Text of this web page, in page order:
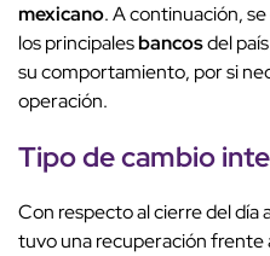
mexicano. A continuación,
los principalesbancosdel
su comportamiento, por si
operación.
Tipo de cambio
Con respecto al cierre del día
tuvo una recuperación frente